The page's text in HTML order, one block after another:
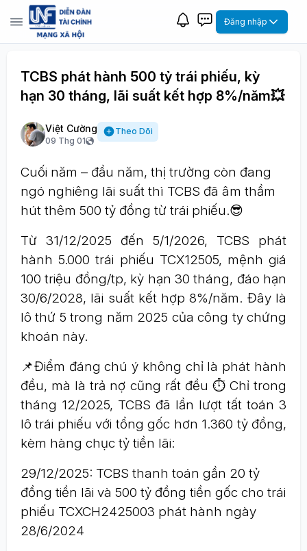
Đăng nhập
TCBS phát hành 500 tỷ trái phiếu, kỳ
hạn 30 tháng, lãi suất kết hợp 8%/năm💥
Việt Cường
09 Thg 01
Theo Dõi
Cuối năm – đầu năm, thị trường còn đang
ngó nghiêng lãi suất thì TCBS đã âm thầm
hút thêm 500 tỷ đồng từ trái phiếu.😎
Từ 31/12/2025 đến 5/1/2026, TCBS phát
hành 5.000 trái phiếu TCX12505, mệnh giá
100 triệu đồng/tp, kỳ hạn 30 tháng, đáo hạn
30/6/2028, lãi suất kết hợp 8%/năm. Đây là
lô thứ 5 trong năm 2025 của công ty chứng
khoán này.
📌Điểm đáng chú ý không chỉ là phát hành
đều, mà là trả nợ cũng rất đều ⏱️ Chỉ trong
tháng 12/2025, TCBS đã lần lượt tất toán 3
lô trái phiếu với tổng gốc hơn 1.360 tỷ đồng,
kèm hàng chục tỷ tiền lãi:
29/12/2025: TCBS thanh toán gần 20 tỷ
đồng tiền lãi và 500 tỷ đồng tiền gốc cho trái
phiếu TCXCH2425003 phát hành ngày
28/6/2024